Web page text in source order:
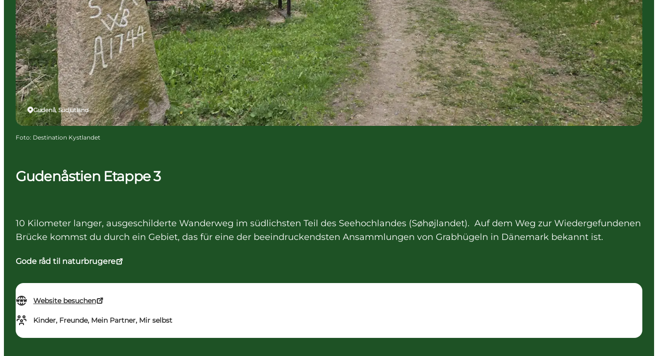
Gudenåstien Etappe 3
10 Kilometer langer, ausgeschilderte Wanderweg im südlichsten Teil des Seehochlandes (Søhøjlandet). Auf dem Weg zur Wiedergefundenen
Brücke kommst du durch ein Gebiet, das für eine der beeindruckendsten Ansammlungen von Grabhügeln in Dänemark bekannt ist.
Gode råd til naturbrugere
Website besuchen
Kinder, Freunde, Mein Partner, Mir selbst
Gudenå, Südjütland
Foto: Destination Kystlandet